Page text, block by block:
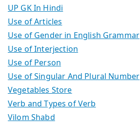
UP GK In Hindi
Use of Articles
Use of Gender in English Grammar
Use of Interjection
Use of Person
Use of Singular And Plural Number
Vegetables Store
Verb and Types of Verb
Vilom Shabd